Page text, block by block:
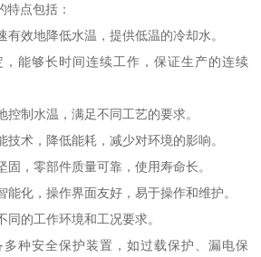
特点包括：
有效地降低水温，提供低温的冷却水。
能够长时间连续工作，保证生产的连续
控制水温，满足不同工艺的要求。
技术，降低能耗，减少对环境的影响。
固，零部件质量可靠，使用寿命长。
能化，操作界面友好，易于操作和维护。
同的工作环境和工况要求。
种安全保护装置，如过载保护、漏电保